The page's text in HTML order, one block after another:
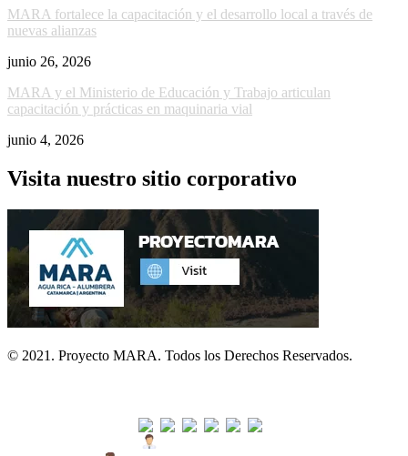
MARA fortalece la capacitación y el desarrollo local a través de
nuevas alianzas
junio 26, 2026
MARA y el Ministerio de Educación y Trabajo articulan
capacitación y prácticas en maquinaria vial
junio 4, 2026
Visita nuestro sitio corporativo
© 2021. Proyecto MARA. Todos los Derechos Reservados.